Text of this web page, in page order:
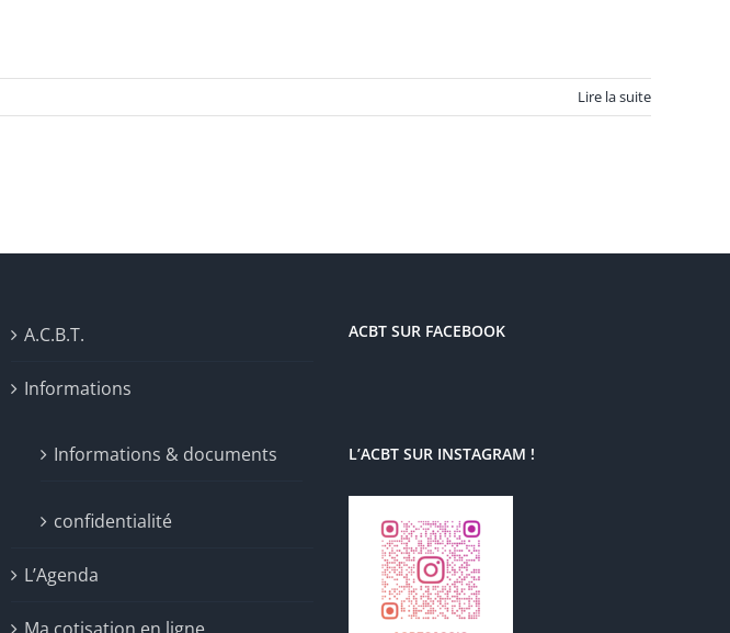
Lire la suite
A.C.B.T.
Informations
Informations & documents
confidentialité
L’Agenda
ACBT SUR FACEBOOK
L’ACBT SUR INSTAGRAM !